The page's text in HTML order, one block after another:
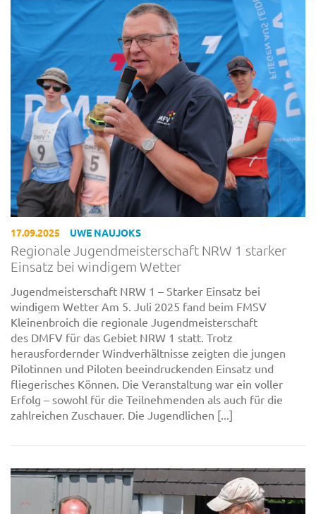
17.09.2025 UWE NAUJOKS
Regionale Jugendmeisterschaft NRW 1 starker
Einsatz bei windigem Wetter
Jugendmeisterschaft NRW 1 – Starker Einsatz bei
windigem Wetter Am 5. Juli 2025 fand beim FMSV
Kleinenbroich die regionale Jugendmeisterschaft
des DMFV für das Gebiet NRW 1 statt. Trotz
herausfordernder Windverhältnisse zeigten die jungen
Pilotinnen und Piloten beeindruckenden Einsatz und
fliegerisches Können. Die Veranstaltung war ein voller
Erfolg – sowohl für die Teilnehmenden als auch für die
zahlreichen Zuschauer. Die Jugendlichen [...]